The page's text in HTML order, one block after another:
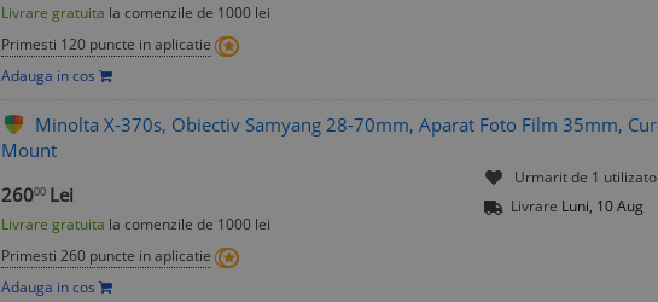
Livrare gratuita la comenzile de 1000 lei
Primesti 120 puncte in aplicatie
Adauga in cos
Minolta X-370s, Obiectiv Samyang 28-70mm, Aparat Foto Film 35mm,
Mount
26000 Lei
Livrare gratuita la comenzile de 1000 lei
Primesti 260 puncte in aplicatie
Adauga in cos
Urmarit de 1
Livrare Luni, 10 Aug